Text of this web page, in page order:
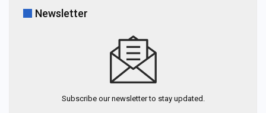
Newsletter
Subscribe our newsletter to stay updated.